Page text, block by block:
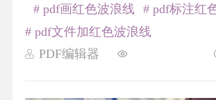
PDF编辑器
# pdf画红色波浪线
# pdf标注红
# pdf文件加红色波浪线